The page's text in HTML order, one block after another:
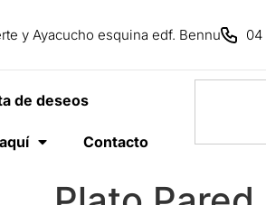
y Ayacucho esquina edf. Bennu 04
de deseos
Contacto